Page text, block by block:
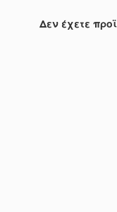
Δεν έχετε